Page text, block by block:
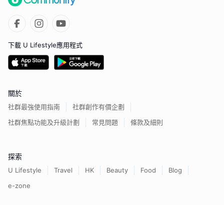
下載 U Lifestyle應用程式
關於
社群最強使用指南
社群創作有價企劃
社群焦點功能及升級計劃
常見問題 條款及細則
探索
U Lifestyle Travel HK Beauty Food
Blog
e-zone